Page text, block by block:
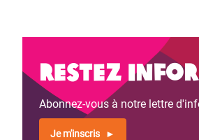
Restez
Abonnez-vous à notre lettre
Je m'inscris